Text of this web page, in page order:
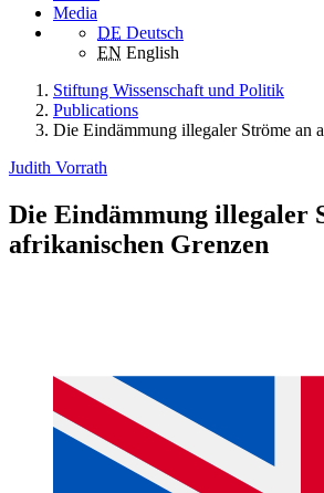
Media
DE Deutsch
EN English
Stiftung Wissenschaft und Politik
Publications
Die Eindämmung illegaler Ströme an
Judith Vorrath
Die Eindämmung illegaler
afrikanischen Grenzen